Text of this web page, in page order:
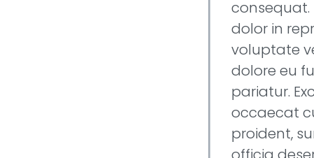
consequat.
dolor in
voluptate
dolore eu
pariatur.
occaecat
proident,